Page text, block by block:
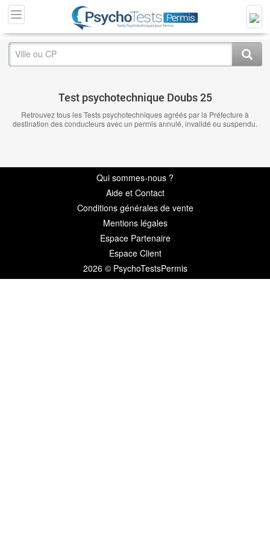
Test psychotechnique Doubs 25
Retrouvez tous les Tests psychotechniques agréés par la Préfecture à
destination des conducteurs avec un permis annulé, invalidé ou suspendu.
Qui sommes-nous ?
Aide et Contact
Conditions générales de vente
Mentions légales
Espace Partenaire
Espace Client
2026 © PsychoTestsPermis